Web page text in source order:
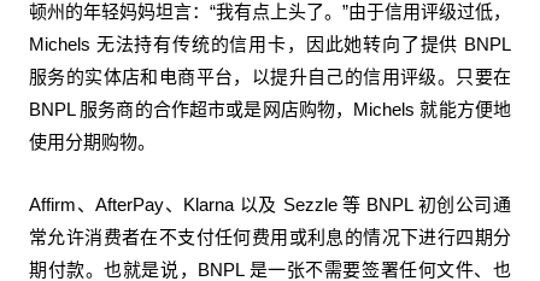
顿州的年轻妈妈坦言：“我有点上头了。”由于信用评级过低，
Michels 无法持有传统的信用卡，因此她转向了提供 BNPL
服务的实体店和电商平台，以提升自己的信用评级。只要在
BNPL 服务商的合作超市或是网店购物，Michels 就能方便地
使用分期购物。
Affirm、AfterPay、Klarna 以及 Sezzle 等 BNPL 初创公司通
常允许消费者在不支付任何费用或利息的情况下进行四期分
期付款。也就是说，BNPL 是一张不需要签署任何文件、也